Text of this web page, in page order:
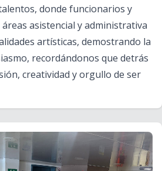
donde funcionarios y
asistencial y administrativa
artísticas, demostrando la
recordándonos que detrás
creatividad y orgullo de ser